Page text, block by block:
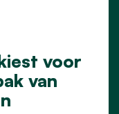
voor
van